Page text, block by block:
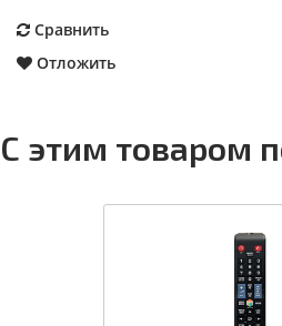
Сравнить
Отложить
С этим товаром